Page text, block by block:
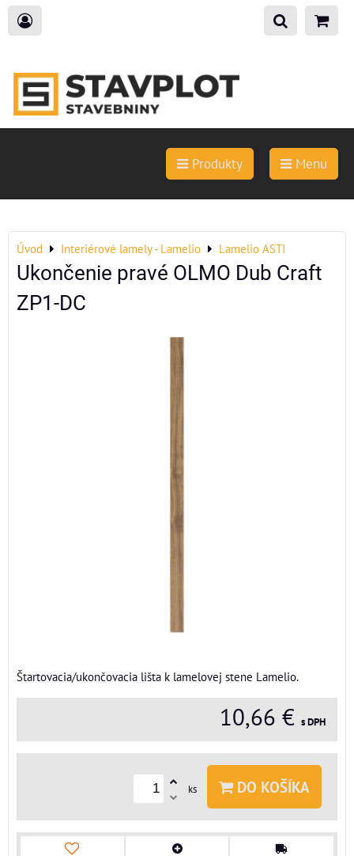
Produkty Menu
Úvod Interiérové lamely - Lamelio Lamelio ASTI
Ukončenie pravé OLMO Dub Craft
ZP1-DC
Štartovacia/ukončovacia lišta k lamelovej stene Lamelio.
10,66 € s DPH
ks DO KOŠÍKA